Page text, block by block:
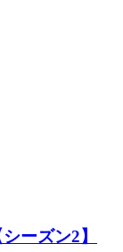
ーズン2】